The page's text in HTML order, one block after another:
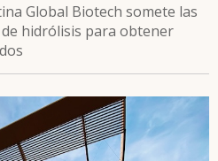
Global Biotech somete las
hidrólisis para obtener